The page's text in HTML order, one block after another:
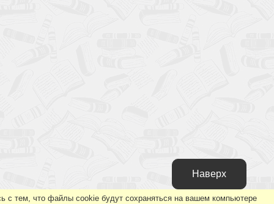
с тем, что файлы cookie будут сохраняться на вашем компьютере
Наверх